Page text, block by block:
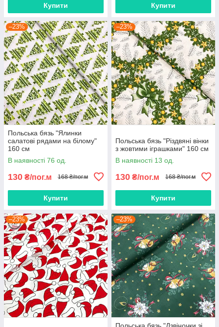
Купити Купити
–23%
Польська бязь "Ялинки
салатові рядами на білому"
160 см
В наявності 76 од.
130 ₴/пог.м 168 ₴/пог.м
Купити
–23%
Польська бязь "Різдвяні вінки
з жовтими іграшками" 160 см
В наявності 13 од.
130 ₴/пог.м 168 ₴/пог.м
Купити
–23% –23%
Польська бязь "Дзвіночки зі